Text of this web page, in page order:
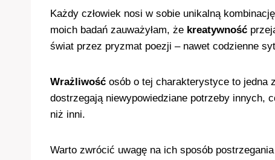
Każdy człowiek nosi w sobie unikalną
moich badań zauważyłam, że kreatywność
świat przez pryzmat poezji – nawet codzienne
Wrażliwość osób o tej charakterystyce to jedna
dostrzegają niewypowiedziane potrzeby innych,
niż inni.
Warto zwrócić uwagę na ich sposób